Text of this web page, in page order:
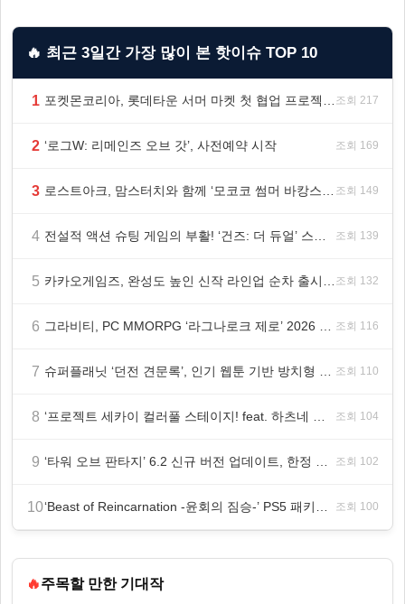
🔥 최근 3일간 가장 많이 본 핫이슈 TOP 10
1 포켓몬코리아, 롯데타운 서머 마켓 첫 협업 프로젝트 ‘포켓몬 별빛낙원’ 개최 조회 217
2 ‘로그W: 리메인즈 오브 갓’, 사전예약 시작 조회 169
3 로스트아크, 맘스터치와 함께 ‘모코코 썸머 바캉스 세트’ 출시 조회 149
4 전설적 액션 슈팅 게임의 부활! ‘건즈: 더 듀얼’ 스팀(Steam) 8월 14일 정식 오픈 조회 139
5 카카오게임즈, 완성도 높인 신작 라인업 순차 출시 ‘속도’ 조회 132
6 그라비티, PC MMORPG ‘라그나로크 제로’ 2026 여름 프로모션 진행! 조회 116
7 슈퍼플래닛 ‘던전 견문록’, 인기 웹툰 기반 방치형 RPG로 글로벌 정식 출시 조회 110
8 ‘프로젝트 세카이 컬러풀 스테이지! feat. 하츠네 미쿠’ 온리 샵·페어·그라떼 개최 조회 104
9 ‘타워 오브 판타지’ 6.2 신규 버전 업데이트, 한정 레플리카 ‘겔피인’ 등장 조회 102
10 ‘Beast of Reincarnation -윤회의 짐승-’ PS5 패키지판 8월 4일 금일 발매 조회 100
🔥주목할 만한 기대작